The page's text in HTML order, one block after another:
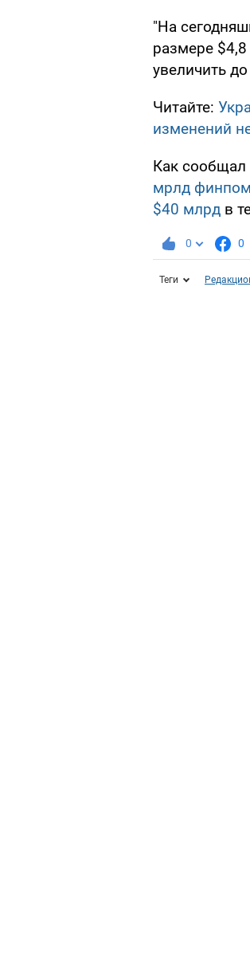
"На
размере $4,8
увеличить
Читайте:
изменений
Как сообщал
мрлд
$40 млрд в
0 0
Теги